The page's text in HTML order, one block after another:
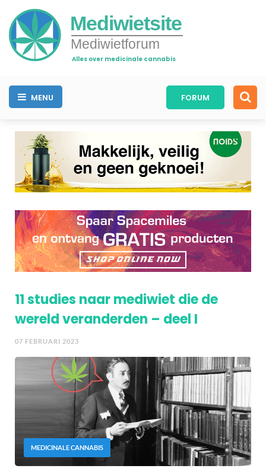
Mediwietsite
Mediwietforum
Alles over medicinale cannabis
MENU FORUM
11 studies naar mediwiet die de
wereld veranderden – deel I
07 FEBRUARI 2023
MEDICINALE CANNABIS